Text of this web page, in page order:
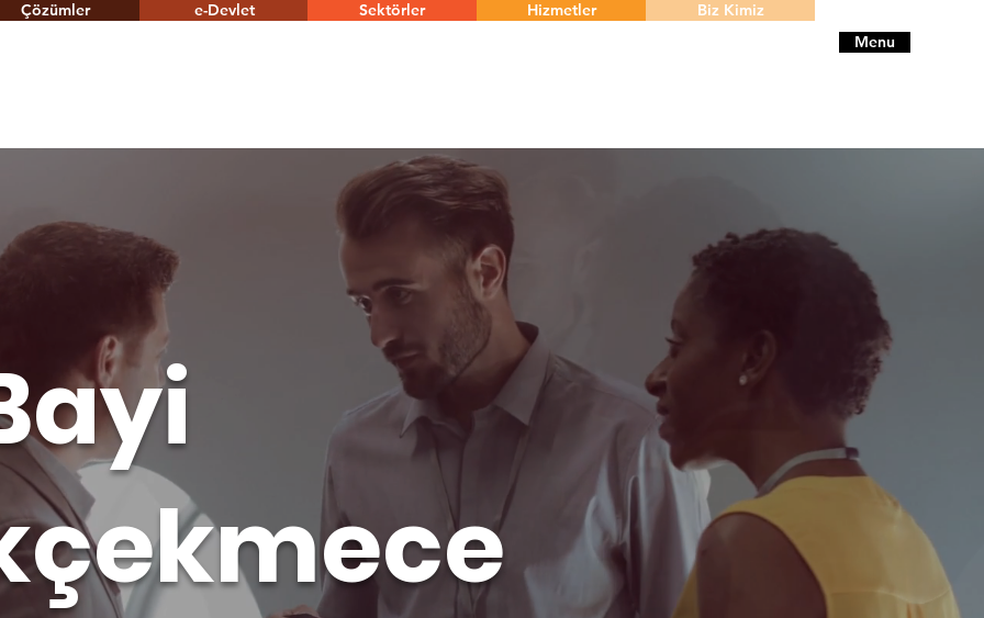
Çözümler e-Devlet Sektörler Hizmetler
Biz Kimiz
Menu